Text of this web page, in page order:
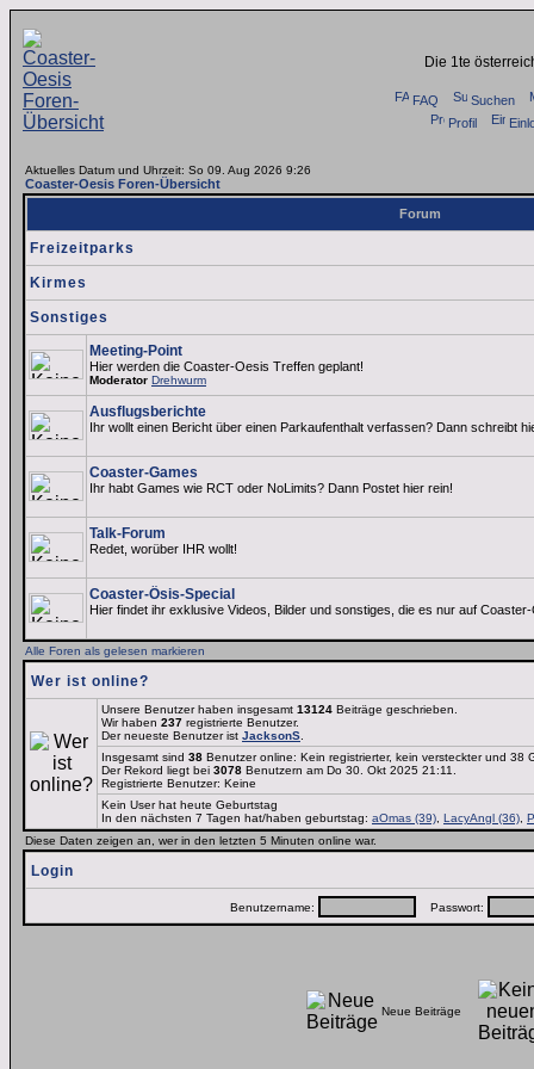
Die 1te
FAQ
Suchen
Profil
Aktuelles Datum und Uhrzeit: So 09. Aug 2026 9:26
Coaster-Oesis Foren-Übersicht
Forum
Freizeitparks
Kirmes
Sonstiges
Meeting-Point
Hier werden die Coaster-Oesis Treffen geplant!
Moderator Drehwurm
Ausflugsberichte
Ihr wollt einen Bericht über einen Parkaufenthalt verfassen? Dann schreibt
Coaster-Games
Ihr habt Games wie RCT oder NoLimits? Dann Postet hier rein!
Talk-Forum
Redet, worüber IHR wollt!
Coaster-Ösis-Special
Hier findet ihr exklusive Videos, Bilder und sonstiges, die es nur auf
Alle Foren als gelesen markieren
Wer ist online?
Unsere Benutzer haben insgesamt 13124 Beiträge geschrieben.
Wir haben 237 registrierte Benutzer.
Der neueste Benutzer ist JacksonS
Insgesamt sind 38 Benutzer online: Kein registrierter, kein versteckter und
Der Rekord liegt bei 3078 Benutzern am Do 30. Okt 2025 21:11.
Registrierte Benutzer: Keine
Kein User hat heute Geburtstag
In den nächsten 7 Tagen hat/haben geburtstag: aOmas (39) LacyAngl (36)
Diese Daten zeigen an, wer in den letzten 5 Minuten online war.
Login
Benutzername: Passwort:
Neue Beiträge